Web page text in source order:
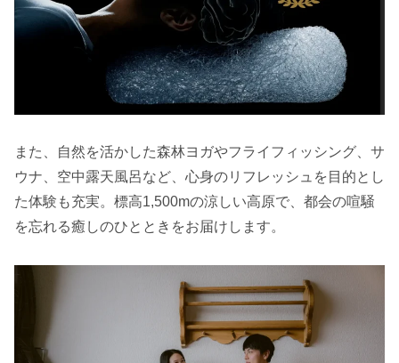
また、自然を活かした森林ヨガやフライフィッシング、サ
ウナ、空中露天風呂など、心身のリフレッシュを目的とし
た体験も充実。標高1,500mの涼しい高原で、都会の喧騒
を忘れる癒しのひとときをお届けします。